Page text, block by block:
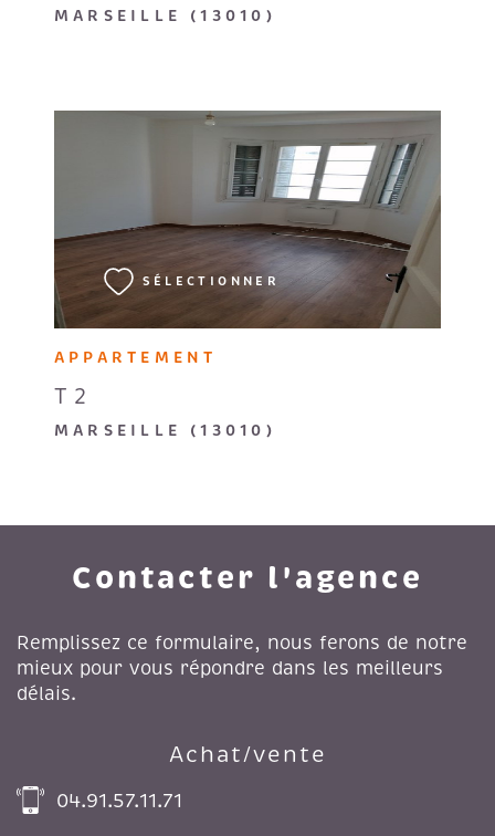
MARSEILLE (13010)
APPARTEMENT
T2
MARSEILLE (13010)
SÉLECTIONNER
VOIR LE BIEN
Contacter l'agence
Remplissez ce formulaire, nous ferons de notre
mieux pour vous répondre dans les meilleurs
délais.
Achat/vente
04.91.57.11.71